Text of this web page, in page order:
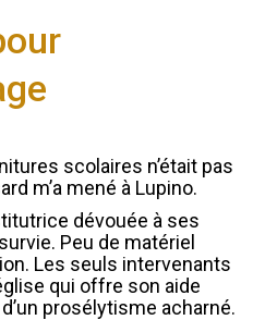
scolaires n’était pas
m’a mené à Lupino.
dévouée à ses
Peu de matériel
Les seuls intervenants
qui offre son aide
prosélytisme acharné.